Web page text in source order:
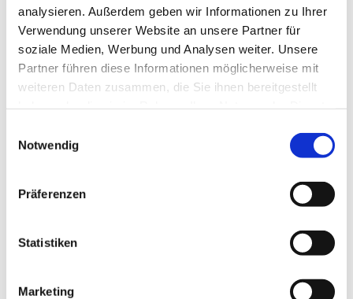
analysieren. Außerdem geben wir Informationen zu Ihrer
Verwendung unserer Website an unsere Partner für
soziale Medien, Werbung und Analysen weiter. Unsere
Partner führen diese Informationen möglicherweise mit
weiteren Daten zusammen, die Sie ihnen bereitgestellt
Notwendig
Präferenzen
Statistiken
Marketing